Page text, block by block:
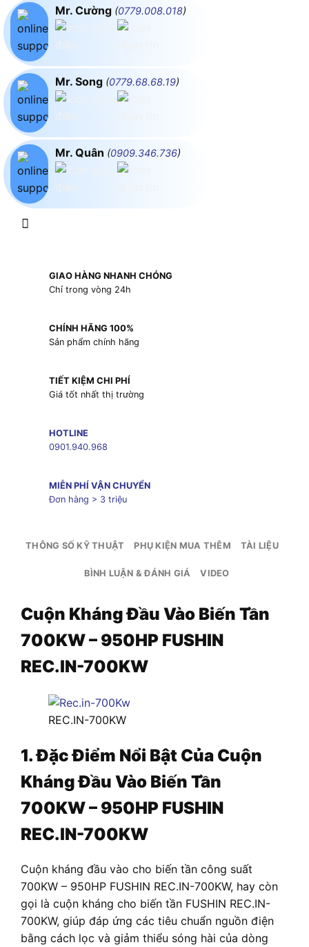
Mr. Cường (0779.008.018)
Mr. Song (0779.68.68.19)
Mr. Quân (0909.346.736)
GIAO HÀNG NHANH CHÓNG
Chỉ trong vòng 24h
CHÍNH HÃNG 100%
Sản phẩm chính hãng
TIẾT KIỆM CHI PHÍ
Giá tốt nhất thị trường
HOTLINE
0901.940.968
MIỄN PHÍ VẬN CHUYỂN
Đơn hàng > 3 triệu
THÔNG SỐ KỸ THUẬT PHỤ KIỆN MUA THÊM TÀI LIỆU
BÌNH LUẬN & ĐÁNH GIÁ VIDEO
Cuộn Kháng Đầu Vào Biến Tần
700KW – 950HP FUSHIN
REC.IN-700KW
REC.IN-700KW
1. Đặc Điểm Nổi Bật Của Cuộn
Kháng Đầu Vào Biến Tần
700KW – 950HP FUSHIN
REC.IN-700KW
Cuộn kháng đầu vào cho biến tần công suất
700KW – 950HP FUSHIN REC.IN-700KW, hay còn
gọi là cuộn kháng cho biến tần FUSHIN REC.IN-
700KW, giúp đáp ứng các tiêu chuẩn nguồn điện
bằng cách lọc và giảm thiểu sóng hài của dòng